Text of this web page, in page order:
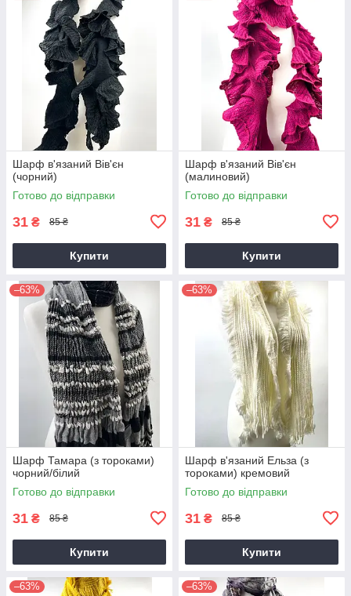
Шарф в'язаний Вів'єн
(чорний)
Готово до відправки
31 ₴ 85 ₴
Купити
Шарф в'язаний Вів'єн
(малиновий)
Готово до відправки
31 ₴ 85 ₴
Купити
–63%
Шарф Тамара (з тороками)
чорний/білий
Готово до відправки
31 ₴ 85 ₴
Купити
–63%
Шарф в'язаний Ельза (з
тороками) кремовий
Готово до відправки
31 ₴ 85 ₴
Купити
–63% –63%